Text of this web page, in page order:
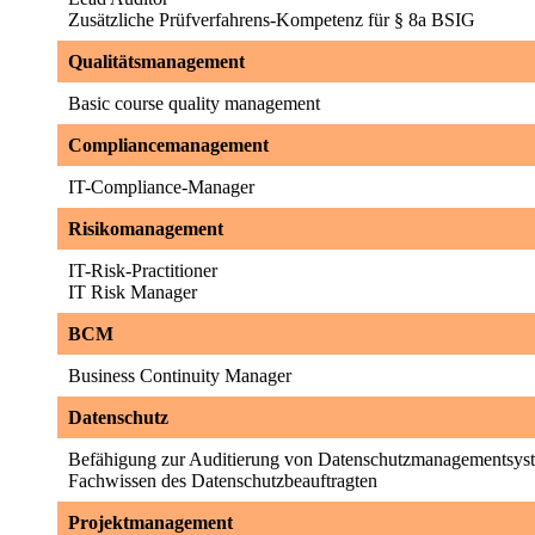
Zusätzliche Prüfverfahrens-Kompetenz für § 8a BSIG
Qualitätsmanagement
Basic course quality management
Compliancemanagement
IT-Compliance-Manager
Risikomanagement
IT-Risk-Practitioner
IT Risk Manager
BCM
Business Continuity Manager
Datenschutz
Befähigung zur Auditierung von
Fachwissen des Datenschutzbeauftragten
Projektmanagement